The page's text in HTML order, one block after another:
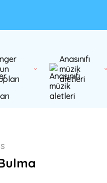
Anasınıfı
müzik
aletleri